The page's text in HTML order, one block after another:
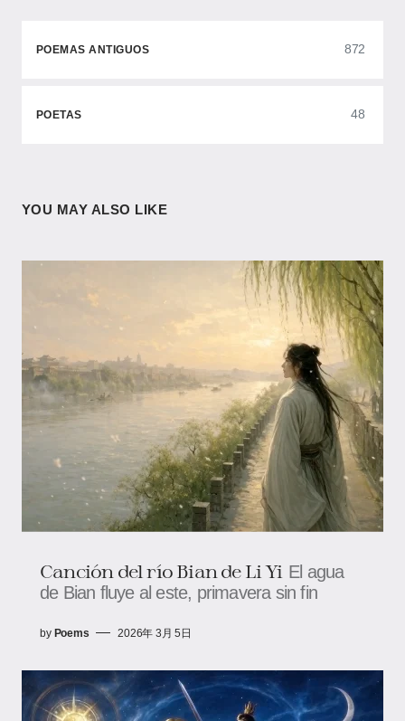
POEMAS ANTIGUOS 872
POETAS 48
YOU MAY ALSO LIKE
Canción del río Bian de Li Yi El agua
de Bian fluye al este, primavera sin fin
by Poems 2026年 3月 5日